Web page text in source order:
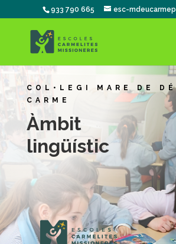
933 790 665 esc-
COL•LEGI MARE DE
CARME
Àmbit
lingüístic